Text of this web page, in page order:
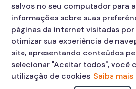
salvos no seu computador para
informações sobre suas
páginas da internet visitadas
otimizar sua experiência de
site, apresentando conteúdos
selecionar "Aceitar todos", você
utilização de cookies. Saiba mais